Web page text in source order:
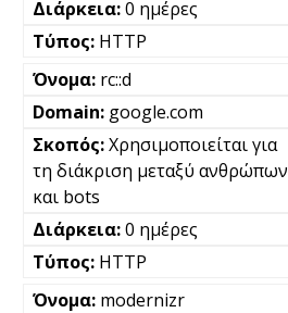
0 ημέρες
HTTP
rc::d
google.com
Χρησιμοποιείται για
τη διάκριση μεταξύ ανθρώπων
και bots
0 ημέρες
HTTP
modernizr